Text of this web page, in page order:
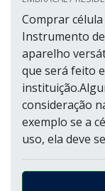
Comprar
Instrumento
aparelho
que será feito
consideração
exemplo se a
uso, ela deve